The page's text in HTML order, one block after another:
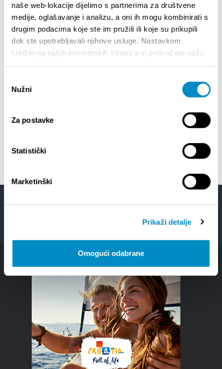
naše web-lokacije dijelimo s partnerima za društvene
medije, oglašavanje i analizu, a oni ih mogu kombinirati s
drugim podacima koje ste im pružili ili koje su prikupili
dok ste upotrebljavali njihove usluge. Nastavkom
korištenja naših internetskih stranica vi prihvaćate našu
pristanka
Nužni
Za postavke
Statistički
Marketinški
Prikaži detalje
Omogući odabrane
EVENTOS
CITY OF SPLIT EVENT CALENDAR
15th SUMMER CHARMS OF CLASSICAL
Lito po